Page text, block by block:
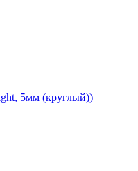
5мм (круглый))